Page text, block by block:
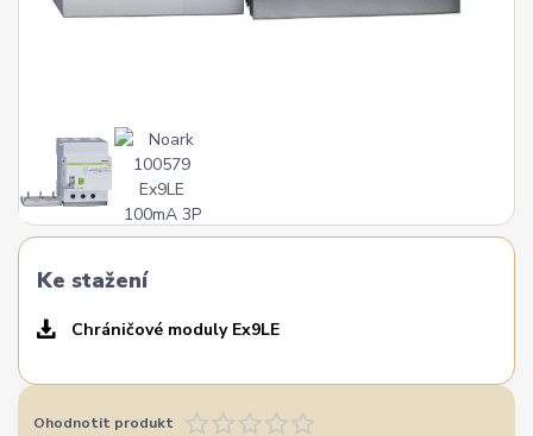
Ke stažení
Chráničové moduly Ex9LE
Ohodnotit produkt